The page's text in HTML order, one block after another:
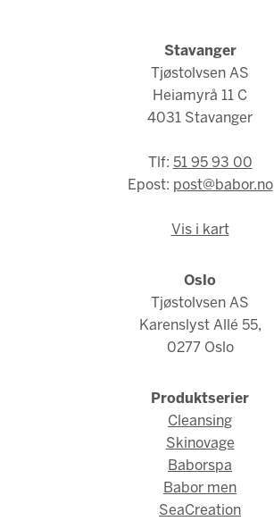
Stavanger
Tjøstolvsen AS
Heiamyrå 11 C
4031 Stavanger
Tlf: 51 95 93 00
Epost: post@babor.no
Vis i kart
Oslo
Tjøstolvsen AS
Karenslyst Allé 55,
0277 Oslo
Produktserier
Cleansing
Skinovage
Baborspa
Babor men
SeaCreation